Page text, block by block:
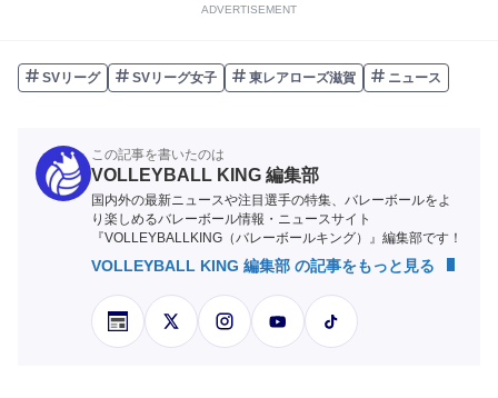
ADVERTISEMENT
SVリーグ SVリーグ女子 東レアローズ滋賀 ニュース
この記事を書いたのは
VOLLEYBALL KING 編集部
国内外の最新ニュースや注目選手の特集、バレーボールをよ
り楽しめるバレーボール情報・ニュースサイト
『VOLLEYBALLKING（バレーボールキング）』編集部です！
VOLLEYBALL KING 編集部 の記事をもっと見る